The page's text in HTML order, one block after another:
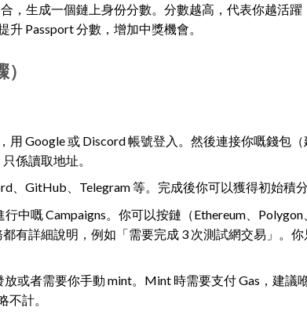
，生成一個鏈上身份分數。分數越高，代表你越活
Passport 分數，增加中獎機會。
用 Google 或 Discord 帳號登入。然後連接你嘅錢包
係讀取地址。
GitHub、Telegram 等。完成後你可以獲得初始積分
中嘅 Campaigns。你可以按鏈（Ethereum、Polygon
有詳細說明，例如「需要完成 3 次測試網交易」。
或者需要你手動 mint。Mint 時需要支付 Gas，建議
不計。